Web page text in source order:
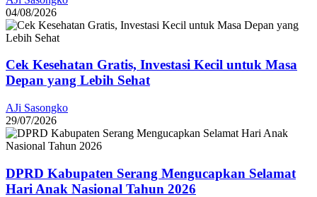
04/08/2026
Cek Kesehatan Gratis, Investasi Kecil untuk Masa
Depan yang Lebih Sehat
AJi Sasongko
29/07/2026
DPRD Kabupaten Serang Mengucapkan Selamat
Hari Anak Nasional Tahun 2026